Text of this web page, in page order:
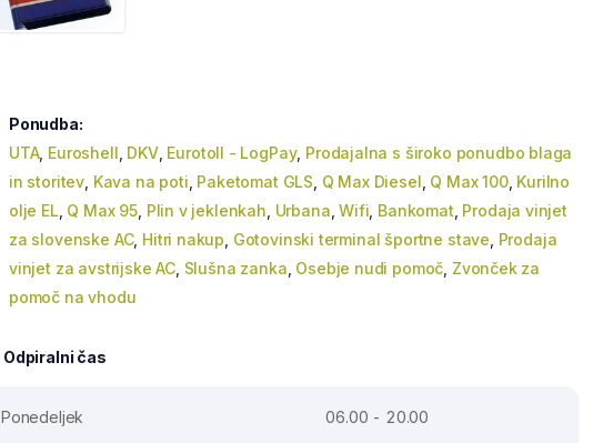
Ponudba:
UTA, Euroshell DKV, Eurotoll - LogPay, Prodajalna s široko ponudbo blaga
in storitev Kava na poti Paketomat GLS Q Max Diesel Q Max 100, Kurilno
olje EL Q Max 95 Plin v jeklenkah Urbana ,Wifi Bankomat Prodaja vinjet
za slovenske AC, Hitri nakup Gotovinski terminal športne stave Prodaja
vinjet za avstrijske AC, Slušna zanka Osebje nudi pomoč Zvonček za
pomoč na vhodu
Odpiralni čas
Ponedeljek
06.00 - 20.00